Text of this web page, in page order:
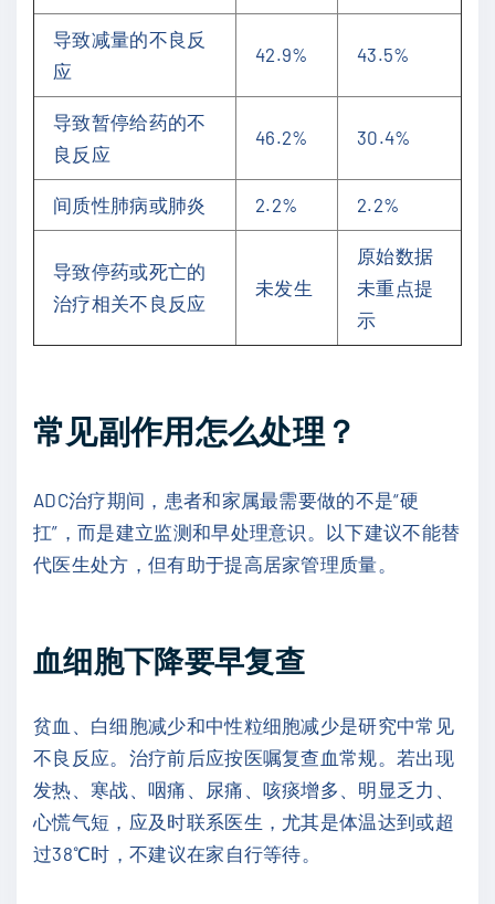
导致减量的不良反
应
42.9% 43.5%
导致暂停给药的不
良反应
46.2% 30.4%
间质性肺病或肺炎 2.2% 2.2%
导致停药或死亡的
治疗相关不良反应
未发生
原始数据
未重点提
示
常见副作用怎么处理？
ADC治疗期间，患者和家属最需要做的不是“硬
扛”，而是建立监测和早处理意识。以下建议不能替
代医生处方，但有助于提高居家管理质量。
血细胞下降要早复查
贫血、白细胞减少和中性粒细胞减少是研究中常见
不良反应。治疗前后应按医嘱复查血常规。若出现
发热、寒战、咽痛、尿痛、咳痰增多、明显乏力、
心慌气短，应及时联系医生，尤其是体温达到或超
过38℃时，不建议在家自行等待。